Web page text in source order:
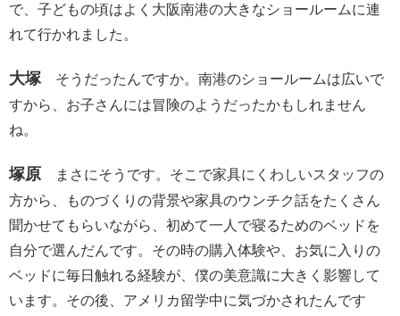
で、子どもの頃はよく大阪南港の大きなショールームに連
れて行かれました。
大塚そうだったんですか。南港のショールームは広いで
すから、お子さんには冒険のようだったかもしれません
ね。
塚原 まさにそうです。そこで家具にくわしいスタッフの
方から、ものづくりの背景や家具のウンチク話をたくさん
聞かせてもらいながら、初めて一人で寝るためのベッドを
自分で選んだんです。その時の購入体験や、お気に入りの
ベッドに毎日触れる経験が、僕の美意識に大きく影響して
います。その後、アメリカ留学中に気づかされたんです